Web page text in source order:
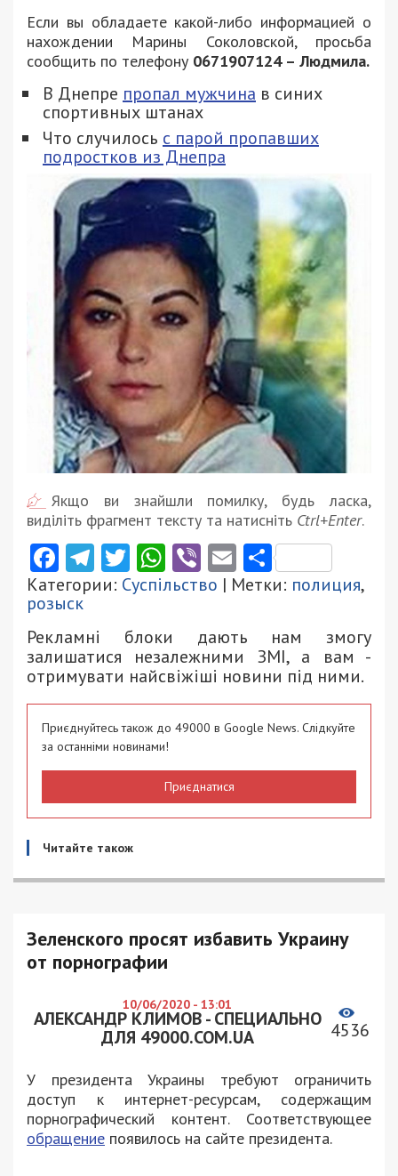
Если вы обладаете какой-либо информацией о
нахождении Марины Соколовской, просьба
сообщить по телефону 0671907124 – Людмила.
В Днепре пропал мужчина в синих
спортивных штанах
Что случилось с парой пропавших
подростков из Днепра
Якщо ви знайшли помилку, будь ласка,
виділіть фрагмент тексту та натисніть Ctrl+Enter.
Facebook
Telegram
Twitter
WhatsApp
ViberEmail
Категории: Суспільство | Метки: полиция,
розыск
Рекламні блоки дають нам змогу
залишатися незалежними ЗМІ, а вам -
отримувати найсвіжіші новини під ними.
Приєднуйтесь також до 49000 в Google News. Слідкуйте
за останніми новинами!
Приєднатися
Читайте також
Зеленского просят избавить Украину
от порнографии
10/06/2020 - 13:01
АЛЕКСАНДР КЛИМОВ - СПЕЦИАЛЬНО
ДЛЯ 49000.COM.UA
4536
У президента Украины требуют ограничить
доступ к интернет-ресурсам, содержащим
порнографический контент. Соответствующее
обращение появилось на сайте президента.